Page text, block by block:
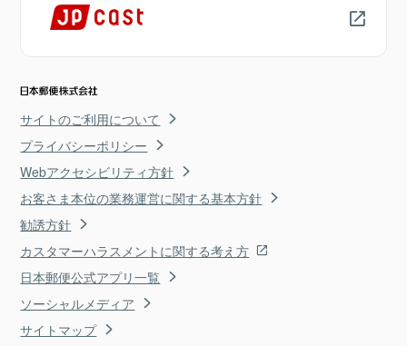
サイトのご利用について
プライバシーポリシー
Webアクセシビリティ方針
お客さま本位の業務運営に関する基本方針
勧誘方針
カスタマーハラスメントに関する考え方
日本郵便公式アプリ一覧
ソーシャルメディア
サイトマップ